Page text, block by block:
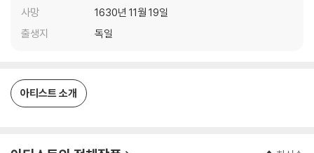
사망
1630년 11월 19일
출생지
독일
아티스트 소개